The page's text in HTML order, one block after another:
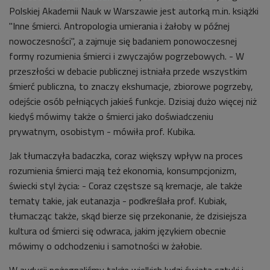
Pieśni do śmierci (Poranek Dwójki)
Polskiej Akademii Nauk w Warszawie jest autorką m.in. książki
"Inne śmierci. Antropologia umierania i żałoby w późnej
nowoczesności", a zajmuje się badaniem ponowoczesnej
formy rozumienia śmierci i zwyczajów pogrzebowych. - W
przeszłości w debacie publicznej istniała przede wszystkim
śmierć publiczna, to znaczy ekshumacje, zbiorowe pogrzeby,
odejście osób pełniących jakieś funkcje. Dzisiaj dużo więcej niż
kiedyś mówimy także o śmierci jako doświadczeniu
prywatnym, osobistym - mówiła prof. Kubika.
Jak tłumaczyła badaczka, coraz większy wpływ na proces
rozumienia śmierci mają też ekonomia, konsumpcjonizm,
świecki styl życia: - Coraz częstsze są kremacje, ale także
tematy takie, jak eutanazja - podkreślała prof. Kubiak,
tłumacząc także, skąd bierze się przekonanie, że dzisiejsza
kultura od śmierci się odwraca, jakim językiem obecnie
mówimy o odchodzeniu i samotności w żałobie.